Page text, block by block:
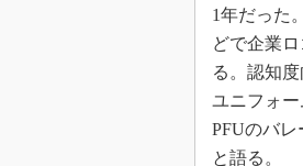
1年だった
どで企業
る。認知
ユニフォ
PFUのバ
と語る。